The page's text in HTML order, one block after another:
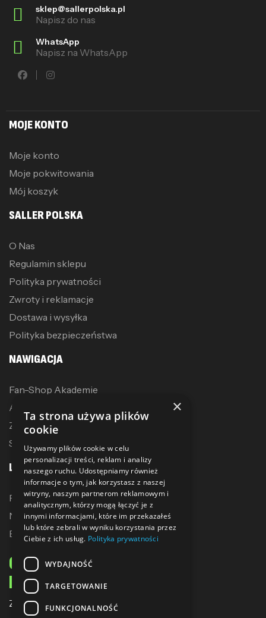
sklep@sallerpolska.pl
Napisz do nas
WhatsApp
Napisz na WhatsApp
MOJE KONTO
Moje konto
Moje pokwitowania
Mój koszyk
SALLER POLSKA
O Nas
Regulamin sklepu
Polityka prywatności
Zwroty i reklamacje
Dostawa i wysyłka
Polityka bezpieczeństwa
NAWIGACJA
Fan-Shop Akademie
Akcesoria treningowe
Zostań dystrybutorem
Sublimacja
LINKI
Promocje
Nowe produkty
Bestsellery
ODBIERZ 10% ZNIŻKI
NA PIERWSZE ZAKUPY
Zapisz się do naszego newslettera
×
Ta strona używa plików
cookie
Używamy plików cookie w celu
personalizacji treści, reklam i analizy
naszego ruchu. Udostępniamy również
informacje o tym, jak korzystasz z naszej
witryny, naszym partnerom reklamowym i
analitycznym, którzy mogą łączyć je z
innymi informacjami, które im przekazałeś
lub które zebrali w wyniku korzystania przez
Ciebie z ich usług. Polityka prywatności
WYDAJNOŚĆ
TARGETOWANIE
FUNKCJONALNOŚĆ